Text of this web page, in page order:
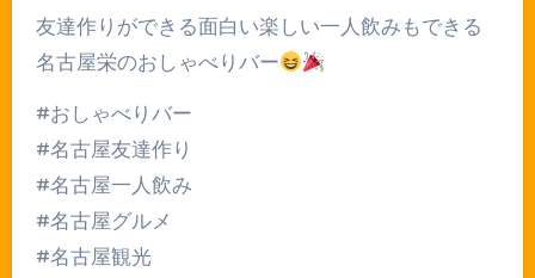
友達作りができる面白い楽しい一人飲みもできる
名古屋栄のおしゃべりバー
#おしゃべりバー
#名古屋友達作り
#名古屋一人飲み
#名古屋グルメ
#名古屋観光